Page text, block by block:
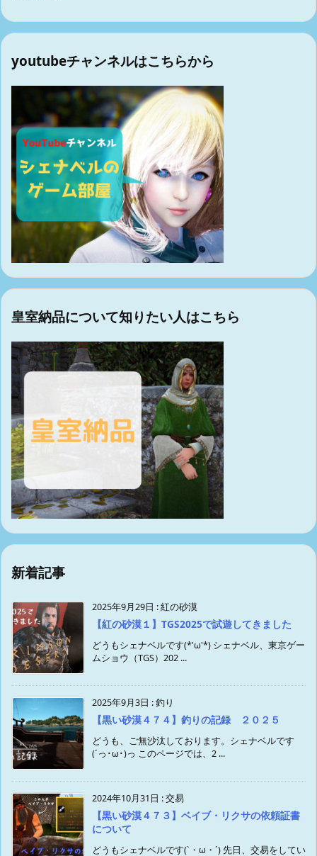
youtubeチャンネルはこちらから
皇室納品について知りたい人はこちら
新着記事
2025年9月29日 :紅の砂漠
【紅の砂漠１】TGS2025で試遊してきました
どうもシェナベルです(*'ω'*) シェナベル、東京ゲー
ムショウ（TGS）202 ...
2025年9月3日 :釣り
【黒い砂漠４７４】釣りの記録 ２０２５
どうも、ご無沙汰しております。シェナベルです
(´っ･ω･)っ このページでは、2 ...
2024年10月31日 :交易
【黒い砂漠４７３】ベイブ・リクサの依頼証書
について
どうもシェナベルです(`・ω・´) 先日、交易をしてい